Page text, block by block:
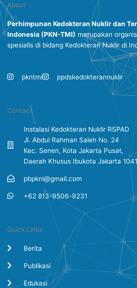
About
Perhimpunan Kedokteran Nuklir dan
Indonesia (PKN-TMI) merupakan
spesialis di bidang Kedokteran Nuklir di
pkntmi ppdskedokterannuklir
Contact
Instalasi Kedokteran Nuklir RSPAD
Jl. Abdul Rahman Saleh No. 24
Kec. Senen, Kota Jakarta Pusat,
Daerah Khusus Ibukota Jakarta
pbpkni@gmail.com
+62 813-9506-9231
Quick Links
Berita
Publikasi
Edukasi